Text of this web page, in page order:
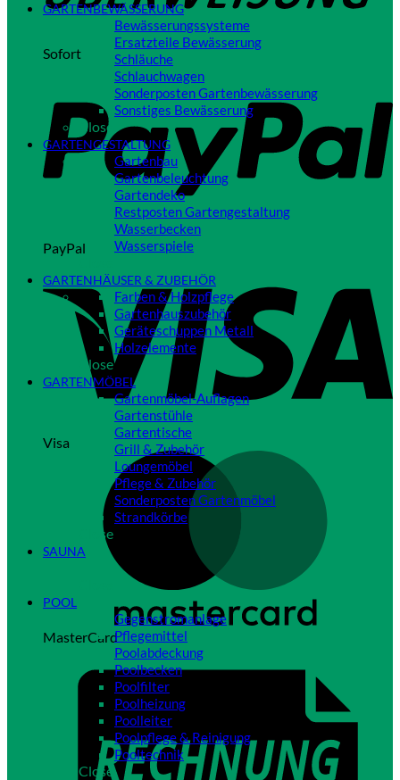
Sofort
PayPal
Visa
MasterCard
GARTENBEWÄSSERUNG
Bewässerungssysteme
Ersatzteile Bewässerung
Schläuche
Schlauchwagen
Sonderposten Gartenbewässerung
Sonstiges Bewässerung
Close
GARTENGESTALTUNG
Gartenbau
Gartenbeleuchtung
Gartendeko
Restposten Gartengestaltung
Wasserbecken
Wasserspiele
GARTENHÄUSER & ZUBEHÖR
Farben & Holzpflege
Gartenhauszubehör
Geräteschuppen Metall
Holzelemente
Close
GARTENMÖBEL
Gartenmöbel-Auflagen
Gartenstühle
Gartentische
Grill & Zubehör
Loungemöbel
Pflege & Zubehör
Sonderposten Gartenmöbel
Strandkörbe
Close
SAUNA
POOL
Gegenstromanlage
Pflegemittel
Poolabdeckung
Poolbecken
Poolfilter
Poolheizung
Poolleiter
Poolpflege & Reinigung
Pooltechnik
Close